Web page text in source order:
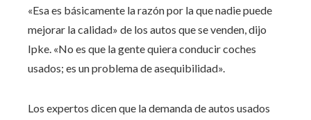
«Esa es básicamente la razón por la que nadie puede
mejorar la calidad» de los autos que se venden, dijo
Ipke. «No es que la gente quiera conducir coches
usados; es un problema de asequibilidad».
Los expertos dicen que la demanda de autos usados ​​